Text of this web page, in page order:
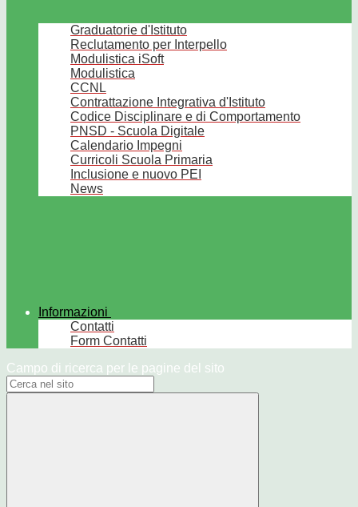
Graduatorie d'Istituto
Reclutamento per Interpello
Modulistica iSoft
Modulistica
CCNL
Contrattazione Integrativa d'Istituto
Codice Disciplinare e di Comportamento
PNSD - Scuola Digitale
Calendario Impegni
Curricoli Scuola Primaria
Inclusione e nuovo PEI
News
Informazioni
Contatti
Form Contatti
Campo di ricerca per le pagine del sito